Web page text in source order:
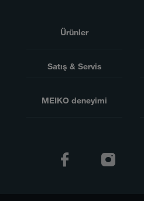
Ürünler
Satış & Servis
MEIKO deneyimi